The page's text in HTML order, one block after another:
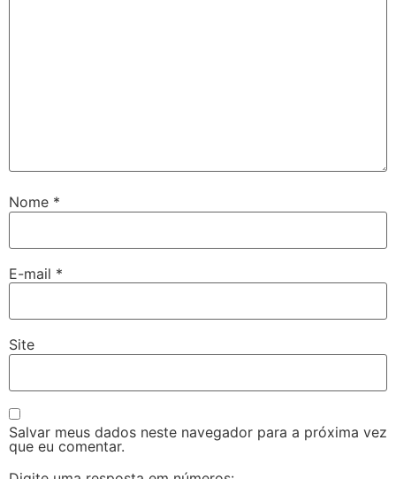
Nome *
E-mail *
Site
Salvar meus dados neste navegador para a próxima vez
que eu comentar.